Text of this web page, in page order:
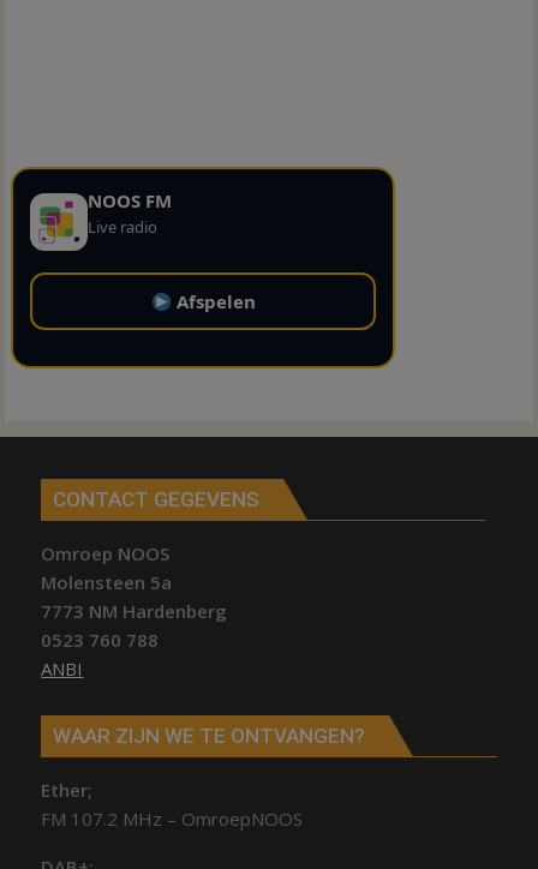
NOOS FM
Live radio
Afspelen
CONTACT GEGEVENS
Omroep NOOS
Molensteen 5a
7773 NM Hardenberg
0523 760 788
ANBI
WAAR ZIJN WE TE ONTVANGEN?
Ether;
FM 107.2 MHz – OmroepNOOS